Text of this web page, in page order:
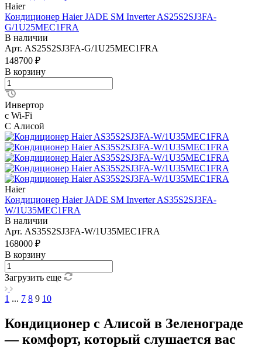
Haier
Кондиционер Haier JADE SM Inverter AS25S2SJ3FA-
G/1U25MEC1FRA
В наличии
Арт. AS25S2SJ3FA-G/1U25MEC1FRA
148700 ₽
В корзину
Инвертор
с Wi-Fi
С Алисой
Haier
Кондиционер Haier JADE SM Inverter AS35S2SJ3FA-
W/1U35MEC1FRA
В наличии
Арт. AS35S2SJ3FA-W/1U35MEC1FRA
168000 ₽
В корзину
Загрузить еще
1 ... 7 8 9 10
Кондиционер с Алисой в Зеленограде
— комфорт, который слушается вас